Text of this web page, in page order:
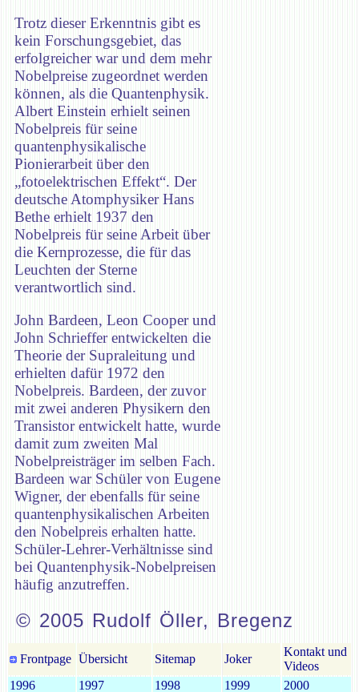
Trotz dieser Erkenntnis gibt es
kein Forschungsgebiet, das
erfolgreicher war und dem mehr
Nobelpreise zugeordnet werden
können, als die Quantenphysik.
Albert Einstein erhielt seinen
Nobelpreis für seine
quantenphysikalische
Pionierarbeit über den
„fotoelektrischen Effekt“. Der
deutsche Atomphysiker Hans
Bethe erhielt 1937 den
Nobelpreis für seine Arbeit über
die Kernprozesse, die für das
Leuchten der Sterne
verantwortlich sind.
John Bardeen, Leon Cooper und
John Schrieffer entwickelten die
Theorie der Supraleitung und
erhielten dafür 1972 den
Nobelpreis. Bardeen, der zuvor
mit zwei anderen Physikern den
Transistor entwickelt hatte, wurde
damit zum zweiten Mal
Nobelpreisträger im selben Fach.
Bardeen war Schüler von Eugene
Wigner, der ebenfalls für seine
quantenphysikalischen Arbeiten
den Nobelpreis erhalten hatte.
Schüler-Lehrer-Verhältnisse sind
bei Quantenphysik-Nobelpreisen
häufig anzutreffen.
© 2005 Rudolf Öller, Bregenz
Frontpage Übersicht Sitemap Joker
Kontakt und
Videos
1996
1997 1998 1999 2000